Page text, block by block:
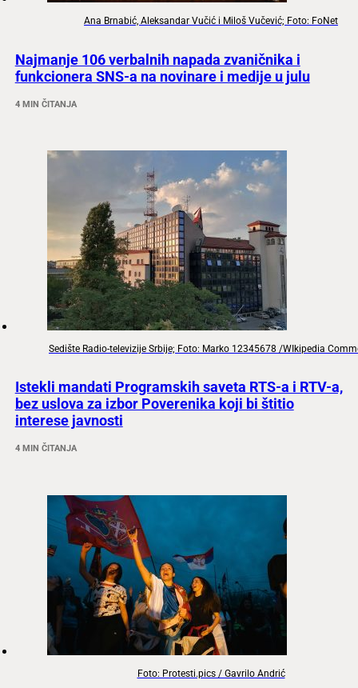
Ana Brnabić, Aleksandar Vučić i Miloš Vučević; Foto: FoNet
Najmanje 106 verbalnih napada zvaničnika i
funkcionera SNS-a na novinare i medije u julu
4 MIN ČITANJA
Sedište Radio-televizije Srbije; Foto: Marko 12345678 /WIkipedia
Istekli mandati Programskih saveta RTS-a i RTV-a,
bez uslova za izbor Poverenika koji bi štitio
interese javnosti
4 MIN ČITANJA
Foto: Protesti.pics / Gavrilo Andrić